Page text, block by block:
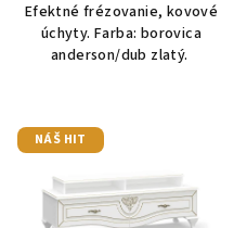
Efektné frézovanie, kovové
úchyty. Farba: borovica
anderson/dub zlatý.
NÁŠ HIT